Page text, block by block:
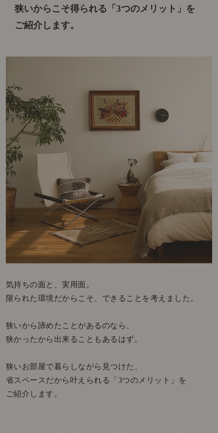
狭いからこそ得られる「3つのメリット」を
ご紹介します。
気持ちの面と、実用面。
限られた環境だからこそ、できることを考えました。
狭いから諦めたことがあるのなら、
狭かったから出来ることもあるはず。
狭いお部屋で暮らしながら見つけた、
省スペースだから叶えられる「3つのメリット」を
ご紹介します。